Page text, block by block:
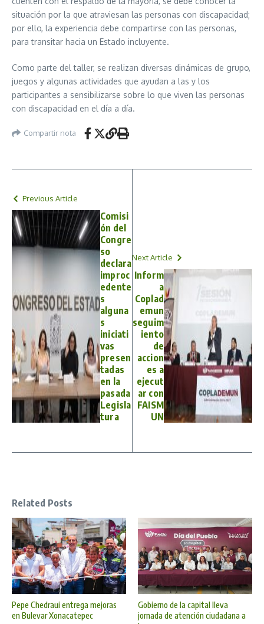
situación por la que atraviesan las personas con discapacidad;
por ello, la experiencia debe compartirse con las personas,
para transitar hacia un Estado incluyente.
Como parte del taller, se realizan diversas dinámicas de grupo,
juegos y algunas actividades que ayudan a las y los
participantes a sensibilizarse sobre lo que viven las personas
con discapacidad en el día a día.
Compartir nota
Previous Article
Comisi
ón del
Congre
so
declara
improc
edente
s
alguna
s
iniciati
vas
presen
tadas
en la
pasada
Legisla
tura
Next Article
Inform
a
Coplad
emun
seguim
iento
de
accion
es a
ejecut
ar con
FAISM
UN
Related Posts
Pepe Chedraui entrega mejoras
en Bulevar Xonacatepec
Gobierno de la capital lleva
jornada de atención ciudadana a